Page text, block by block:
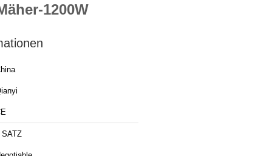
1200W
SATZ